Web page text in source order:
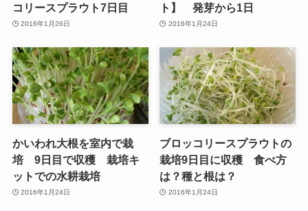
コリースプラウト7日目
2016年1月26日
ト】 発芽から1日
2016年1月24日
かいわれ大根を室内で栽
培 9日目で収穫 栽培キ
ットでの水耕栽培
2016年1月24日
ブロッコリースプラウトの
栽培9日目に収穫 食べ方
は？種と根は？
2016年1月24日